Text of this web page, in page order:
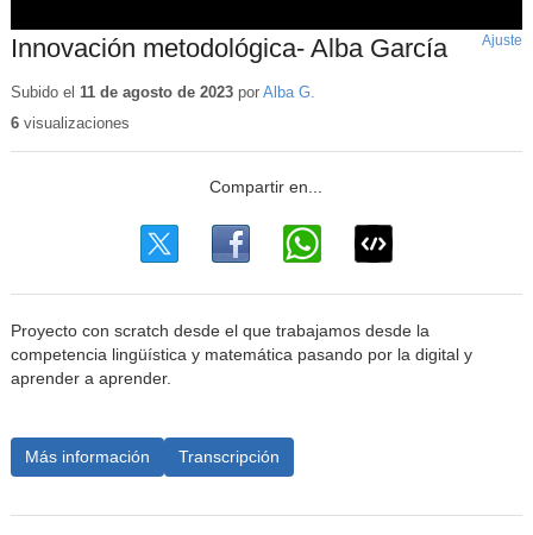
Innovación metodológica- Alba García Ajuste
Subido el 11 de agosto de 2023por Alba G.
6visualizaciones
Proyecto con scratch desde el que trabajamos desde la
competencia lingüística y matemática pasando por la digital y
aprender a aprender.
Más información Transcripción